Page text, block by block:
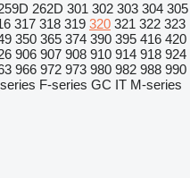
262D 301 302 303 304 305
317 318 319 320 321 322 323
350 365 374 390 395 416 420
906 907 908 910 914 918 924
966 972 973 980 982 988 990
F-series GC IT M-series